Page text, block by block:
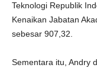
Teknologi Republik
Kenaikan Jabatan
sebesar 907,32.
Sementara itu, Andry